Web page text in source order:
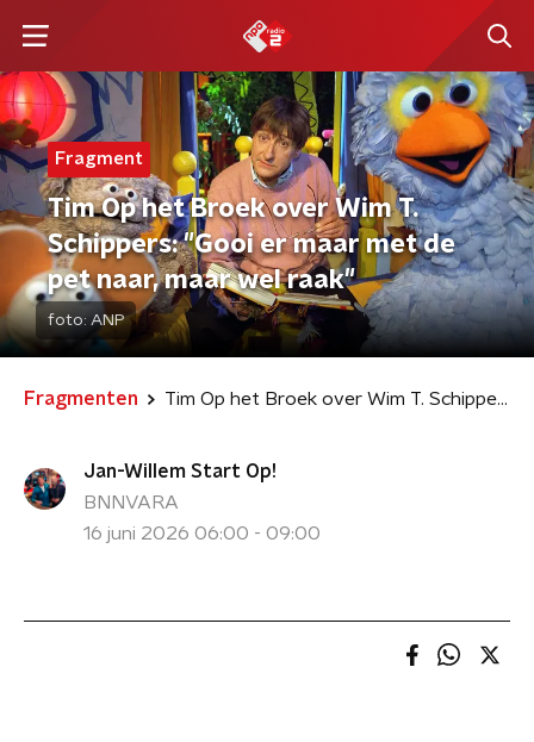
Fragment
Tim Op het Broek over Wim T.
Schippers: "Gooi er maar met de
pet naar, maar wel raak"
foto: ANP
Fragmenten Tim Op het Broek over Wim T. Schippers: "Gooi er maar met de pet naar, maar wel raak"
Jan-Willem Start Op!
BNNVARA
16 juni 2026 06:00 - 09:00